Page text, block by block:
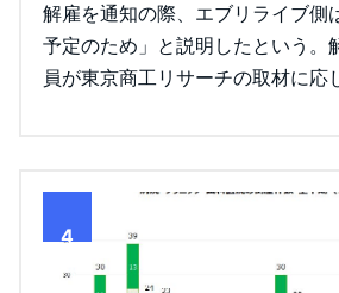
解雇を通知の際、エブリライブ側
予定のため」と説明したという。
員が東京商工リサーチの取材に応
4